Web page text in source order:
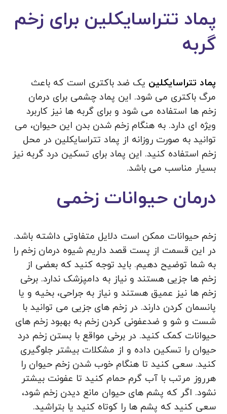
پماد تتراسایکلین برای زخم
گربه
پماد تتراسایکلین یک ضد باکتری است که باعث
مرگ باکتری می شود. این پماد چشمی برای درمان
زخم ها استفاده می شود و برای گربه ها نیز کاربرد
ویژه ای دارد. به هنگام زخم شدن بدن این حیوان، می
توانید به صورت روزانه از پماد تتراسایکلین در محل
زخم استفاده کنید. این پماد برای تسکین درد گربه نیز
بسیار مناسب می باشد.
درمان حیوانات زخمی
زخم حیوانات ممکن است دلایل متفاوتی داشته باشد.
در این قسمت از پست قصد داریم شیوه درمان زخم را
به شما توضیح دهیم. باید توجه کنید که بعضی از
زخم ها جزیی هستند و نیاز به دامپزشک ندارد. برخی
زخم ها نیز عمیق هستند و نیاز به جراحی، بخیه و یا
پانسمان کردن دارند. در زخم های جزیی می توانید با
شست و شو و ضدعفونی کردن زخم به بهبود زخم های
حیوانات کمک کنید. در برخی مواقع با بستن زخم درد
حیوان را تسکین داده و از مشکلات بیشتر جلوگیری
کنید. سعی کنید تا هنگام خوب شدن زخم حیوان را
هرروز مرتب با آب گرم حمام کنید تا عفونت بیشتر
نشود. اگر که پشم های حیوان مانع دیدن زخم شود،
سعی کنید که پشم ها را کوتاه کنید یا بتراشید.